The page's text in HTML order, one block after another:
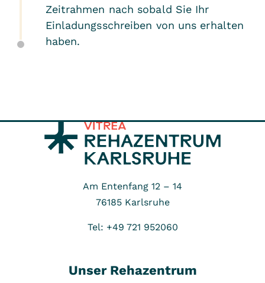
Zeitrahmen nach sobald Sie Ihr
Einladungsschreiben von uns erhalten
haben.
Am Entenfang 12 – 14
76185 Karlsruhe
Tel: +49 721 952060
Unser Rehazentrum